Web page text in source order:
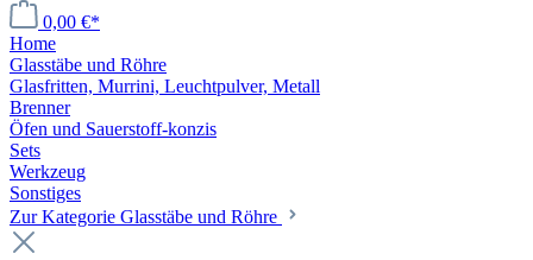
0,00 €*
Home
Glasstäbe und Röhre
Glasfritten, Murrini, Leuchtpulver, Metall
Brenner
Öfen und Sauerstoff-konzis
Sets
Werkzeug
Sonstiges
Zur Kategorie Glasstäbe und Röhre